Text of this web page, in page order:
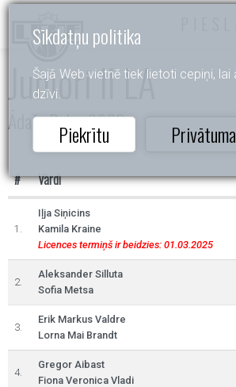
Sīkdatņu politika
Šajā Web vietnē tiek lietoti cepiņi,
dzīvi.
Piekrītu
Juniori II LA
Ādažu Balva 2023
# Vārdi
1.
Iļja Siņicins
Kamila Kraine
Licences termiņš ir beidzies: 01.03.2025
2.
Aleksander Silluta
Sofia Metsa
3.
Erik Markus Valdre
Lorna Mai Brandt
4.
Gregor Aibast
Fiona Veronica Vladi